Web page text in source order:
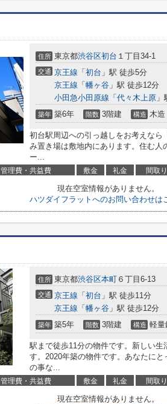
住所 東京都渋谷区初台 １丁目34-1
交通 京王線 「 初台 」駅 徒歩5分
京王線 「 幡ヶ谷 」駅 徒歩12分
小田急小田原線 「 代々木上原
築年 築6年 階数 3階建 構造 木造
初台駅周辺への引っ越しをお考えな
み置き場は敷地内にあります。住む
ー...
管理費・共益費 敷金 礼金 間取り
現在空室情報がありません。
ハツダイフラットへのお問い合わせは
住所 東京都渋谷区本町 ６丁目6-13
交通 京王線 「 初台 」駅 徒歩11分
京王線 「 幡ヶ谷 」駅 徒歩12分
築年 築5年 階数 3階建 構造 軽量
駅まで徒歩11分の物件です。新しい
す。2020年築の物件です。あなたに
の事な...
管理費・共益費 敷金 礼金 間取り
現在空室情報がありません。